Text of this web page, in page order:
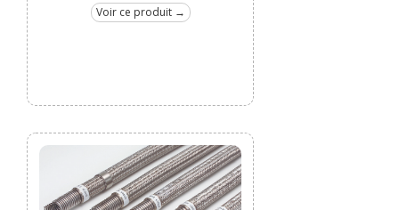
Voir ce produit →